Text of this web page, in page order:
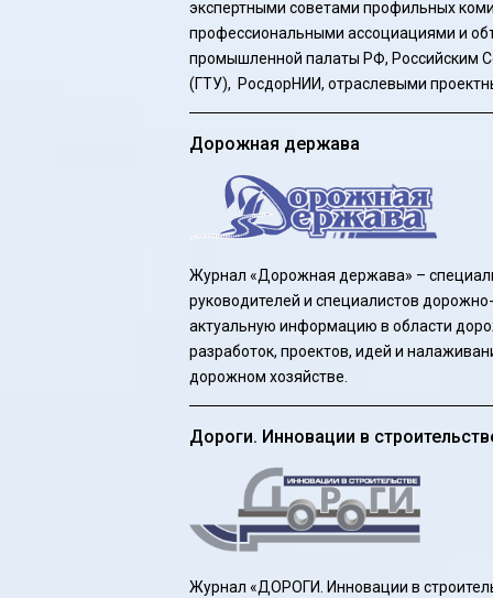
экспертными советами профильных
профессиональными ассоциациями и
промышленной палаты РФ, Российским
(ГТУ), РосдорНИИ, отраслевыми
Дорожная держава
Журнал «Дорожная держава» –
руководителей и специалистов
актуальную информацию в области
разработок, проектов, идей и
дорожном хозяйстве.
Дороги. Инновации в
Журнал «ДОРОГИ. Инновации в